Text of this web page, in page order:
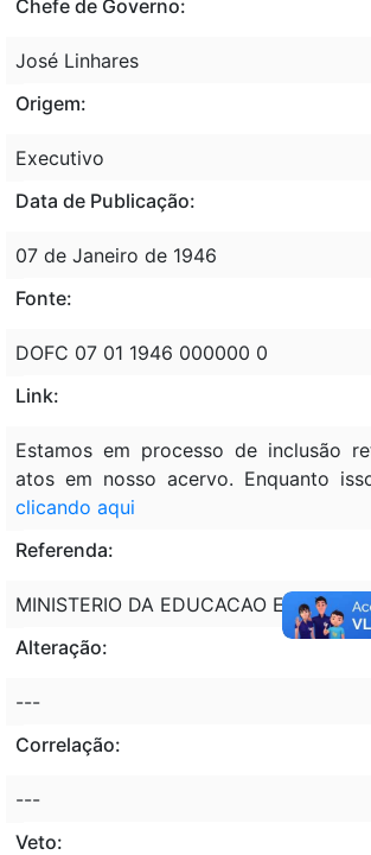
Chefe de Governo:
José Linhares
Origem:
Executivo
Data de Publicação:
07 de Janeiro de 1946
Fonte:
DOFC 07 01 1946 000000 0
Link:
Estamos em processo de inclusão
atos em nosso acervo. Enquanto
clicando aqui
Referenda:
MINISTERIO DA EDUCACAO E SAUDE;
Alteração:
---
Correlação:
---
Veto: